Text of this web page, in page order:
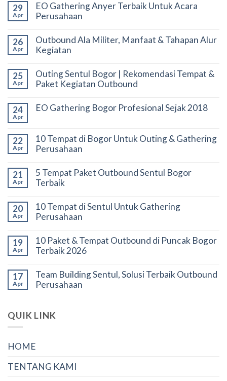
29
Apr
EO Gathering Anyer Terbaik Untuk Acara
Perusahaan
26
Apr
Outbound Ala Militer, Manfaat & Tahapan Alur
Kegiatan
25
Apr
Outing Sentul Bogor | Rekomendasi Tempat &
Paket Kegiatan Outbound
24
Apr
EO Gathering Bogor Profesional Sejak 2018
22
Apr
10 Tempat di Bogor Untuk Outing & Gathering
Perusahaan
21
Apr
5 Tempat Paket Outbound Sentul Bogor
Terbaik
20
Apr
10 Tempat di Sentul Untuk Gathering
Perusahaan
19
Apr
10 Paket & Tempat Outbound di Puncak Bogor
Terbaik 2026
17
Apr
Team Building Sentul, Solusi Terbaik Outbound
Perusahaan
QUIK LINK
HOME
TENTANG KAMI